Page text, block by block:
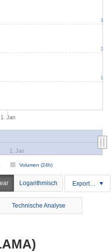
1. Jan
Volumen (24h)
1. Jan
1
2
3
Logarithmisch Exportieren
Technische Analyse